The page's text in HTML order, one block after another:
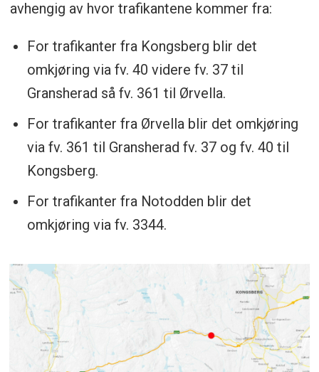
avhengig av hvor trafikantene kommer fra:
For trafikanter fra Kongsberg blir det
omkjøring via fv. 40 videre fv. 37 til
Gransherad så fv. 361 til Ørvella.
For trafikanter fra Ørvella blir det omkjøring
via fv. 361 til Gransherad fv. 37 og fv. 40 til
Kongsberg.
For trafikanter fra Notodden blir det
omkjøring via fv. 3344.